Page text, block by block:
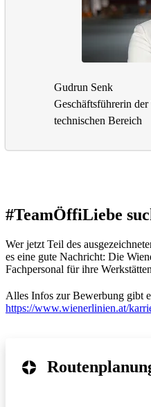
Gudrun Senk
Geschäftsführerin
technischen Bereich
#TeamÖffiLiebe
Wer jetzt Teil des
es eine gute Nachricht: Die
Fachpersonal für ihre
Alles Infos zur Bewerbung gibt
https://www.wienerlinien.at/